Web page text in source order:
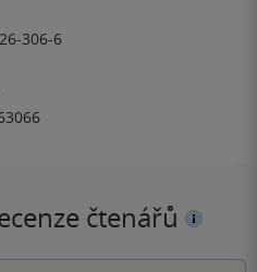
306-6
čtenářů